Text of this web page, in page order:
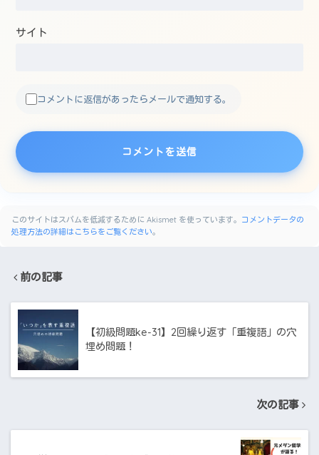
サイト
コメントに返信があったらメールで通知する。
このサイトはスパムを低減するために Akismet を使っています。 コメントデータの
処理方法の詳細はこちらをご覧ください。
前の記事
【初級問題ke-31】2回繰り返す「重複語」の穴
埋め問題！
次の記事